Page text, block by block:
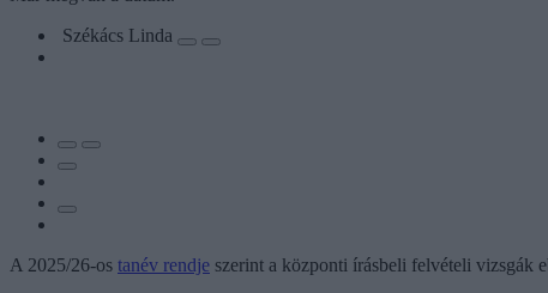
Székács Linda
A 2025/26-os tanév rendje szerint a központi írásbeli felvételi vizsgák